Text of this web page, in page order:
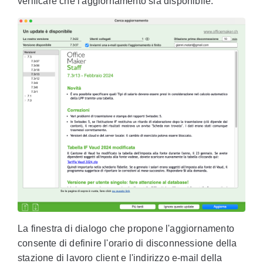
La finestra di dialogo che propone l'aggiornamento
consente di definire l'orario di disconnessione della
stazione di lavoro client e l'indirizzo e-mail della